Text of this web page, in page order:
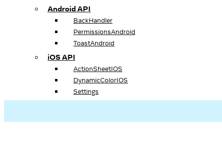
Android API
BackHandler
PermissionsAndroid
ToastAndroid
iOS API
ActionSheetIOS
DynamicColorIOS
Settings